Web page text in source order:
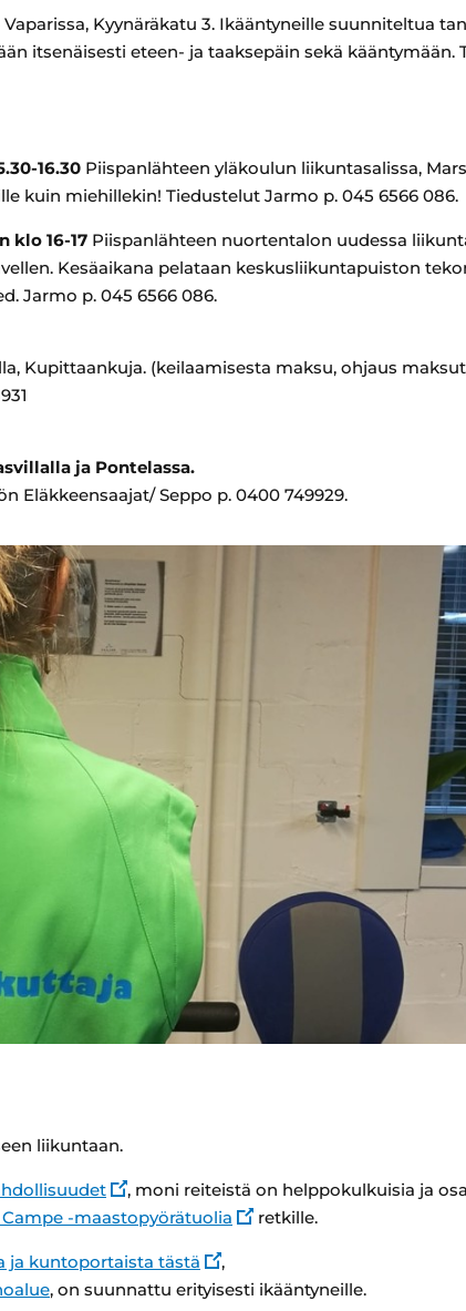
Vaparissa, Kyynäräkatu 3. Ikääntyneille suunniteltua
itsenäisesti eteen- ja taaksepäin sekä kääntymään.
16.30 Piispanlähteen yläkoulun liikuntasalissa,
kuin miehillekin! Tiedustelut Jarmo p. 045 6566 086.
16-17 Piispanlähteen nuortentalon uudessa
Kesäaikana pelataan keskusliikuntapuiston
Jarmo p. 045 6566 086.
Kupittaankuja. (keilaamisesta maksu, ohjaus
ja Pontelassa.
Eläkkeensaajat/ Seppo p. 0400 749929.
liikuntaan.
, moni reiteistä on helppokulkuisia ja osa
-maastopyörätuolia retkille.
ja kuntoportaista tästä
,
, on suunnattu erityisesti ikääntyneille.